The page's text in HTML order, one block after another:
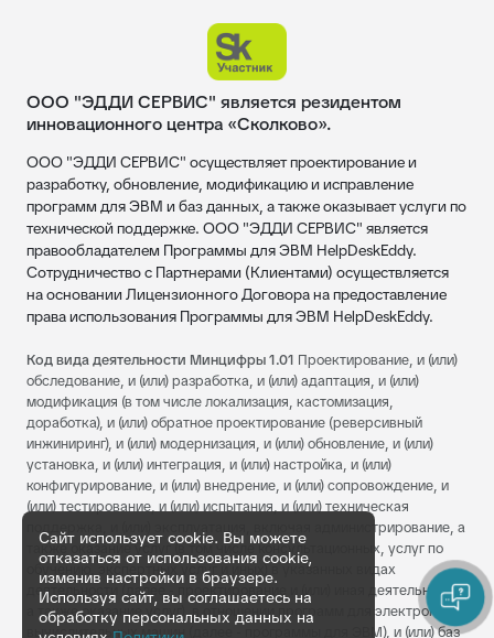
ООО "ЭДДИ СЕРВИС" является резидентом
инновационного центра «Сколково».
ООО "ЭДДИ СЕРВИС" осуществляет проектирование и
разработку, обновление, модификацию и исправление
программ для ЭВМ и баз данных, а также оказывает услуги по
технической поддержке. ООО "ЭДДИ СЕРВИС" является
правообладателем Программы для ЭВМ HelpDeskEddy.
Сотрудничество с Партнерами (Клиентами) осуществляется
на основании Лицензионного Договора на предоставление
права использования Программы для ЭВМ HelpDeskEddy.
Код вида деятельности Минцифры 1.01 Проектирование, и (или)
обследование, и (или) разработка, и (или) адаптация, и (или)
модификация (в том числе локализация, кастомизация,
доработка), и (или) обратное проектирование (реверсивный
инжиниринг), и (или) модернизация, и (или) обновление, и (или)
установка, и (или) интеграция, и (или) настройка, и (или)
конфигурирование, и (или) внедрение, и (или) сопровождение, и
(или) тестирование, и (или) испытания, и (или) техническая
поддержка, и (или) эксплуатация, включая администрирование, а
также оказание услуг (в том числе консультационных, услуг по
обучению, экспертных услуг и иных) в указанных видах
деятельности (далее - проектирование и (или) иная деятельность,
а также оказание услуг), в отношении программ для электронных
вычислительных машин (далее - программы для ЭВМ), и (или) баз
Сайт использует cookie. Вы можете
отказаться от использования cookie,
изменив настройки в браузере.
Используя сайт, вы соглашаетесь на
обработку персональных данных на